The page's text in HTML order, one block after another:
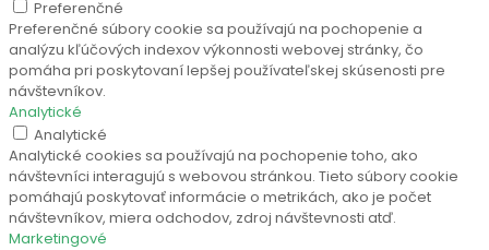
Preferenčné
Preferenčné súbory cookie sa používajú na pochopenie a
analýzu kľúčových indexov výkonnosti webovej stránky, čo
pomáha pri poskytovaní lepšej používateľskej skúsenosti pre
návštevníkov.
Analytické
Analytické
Analytické cookies sa používajú na pochopenie toho, ako
návštevníci interagujú s webovou stránkou. Tieto súbory cookie
pomáhajú poskytovať informácie o metrikách, ako je počet
návštevníkov, miera odchodov, zdroj návštevnosti atď.
Marketingové